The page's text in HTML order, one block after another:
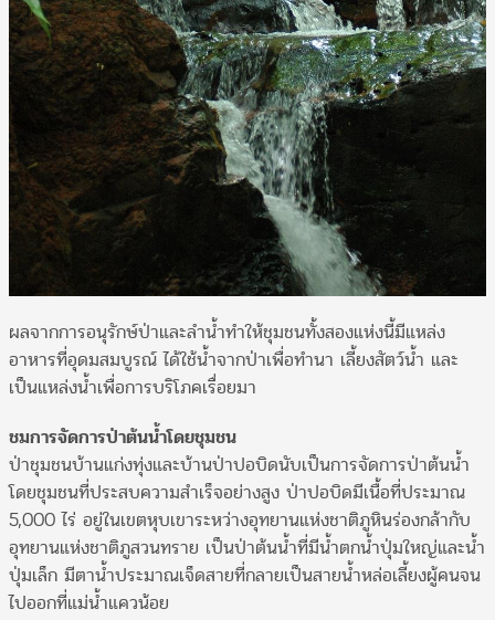
ผลจากการอนุรักษ์ป่าและลำน้ำทำให้ชุมชนทั้งสองแห่งนี้มีแหล่ง
อาหารที่อุดมสมบูรณ์ ได้ใช้น้ำจากป่าเพื่อทำนา เลี้ยงสัตว์น้ำ และ
เป็นแหล่งน้ำเพื่อการบริโภคเรื่อยมา
ชมการจัดการป่าต้นน้ำโดยชุมชน
ป่าชุมชนบ้านแก่งทุ่งและบ้านป่าปอบิดนับเป็นการจัดการป่าต้นน้ำ
โดยชุมชนที่ประสบความสำเร็จอย่างสูง ป่าปอบิดมีเนื้อที่ประมาณ
5,000 ไร่ อยู่ในเขตหุบเขาระหว่างอุทยานแห่งชาติภูหินร่องกล้ากับ
อุทยานแห่งชาติภูสวนทราย เป็นป่าต้นน้ำที่มีน้ำตกน้ำปุ่มใหญ่และน้ำ
ปุ่มเล็ก มีตาน้ำประมาณเจ็ดสายที่กลายเป็นสายน้ำหล่อเลี้ยงผู้คนจน
ไปออกที่แม่น้ำแควน้อย